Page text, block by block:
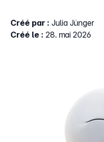
Créé par : Julia Jünger
Créé le : 28. mai 2026